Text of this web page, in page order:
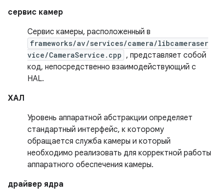
сервис камер
Сервис камеры, расположенный в
frameworks/av/services/camera/libcameraser
vice/CameraService.cpp , представляет собой
код, непосредственно взаимодействующий с
HAL.
ХАЛ
Уровень аппаратной абстракции определяет
стандартный интерфейс, к которому
обращается служба камеры и который
необходимо реализовать для корректной работы
аппаратного обеспечения камеры.
драйвер ядра